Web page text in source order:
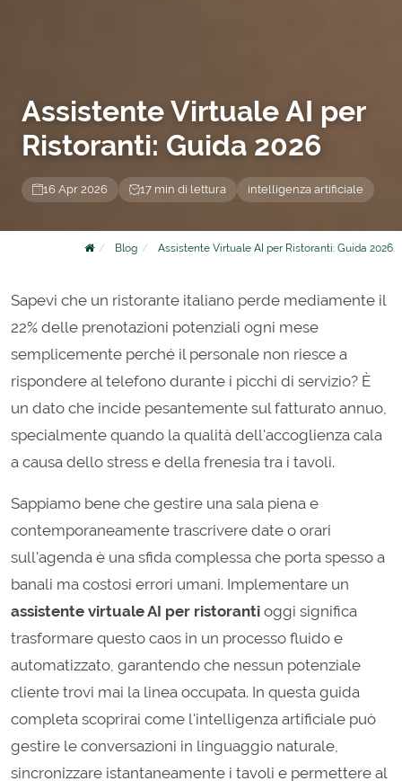
Assistente Virtuale AI per
Ristoranti: Guida 2026
16 Apr 2026 17 min di lettura intelligenza artificiale
Blog Assistente Virtuale AI per Ristoranti: Guida 2026
Sapevi che un ristorante italiano perde mediamente il
22% delle prenotazioni potenziali ogni mese
semplicemente perché il personale non riesce a
rispondere al telefono durante i picchi di servizio? È
un dato che incide pesantemente sul fatturato annuo,
specialmente quando la qualità dell'accoglienza cala
a causa dello stress e della frenesia tra i tavoli.
Sappiamo bene che gestire una sala piena e
contemporaneamente trascrivere date o orari
sull'agenda è una sfida complessa che porta spesso a
banali ma costosi errori umani. Implementare un
assistente virtuale AI per ristoranti oggi significa
trasformare questo caos in un processo fluido e
automatizzato, garantendo che nessun potenziale
cliente trovi mai la linea occupata. In questa guida
completa scoprirai come l'intelligenza artificiale può
gestire le conversazioni in linguaggio naturale,
sincronizzare istantaneamente i tavoli e permettere al